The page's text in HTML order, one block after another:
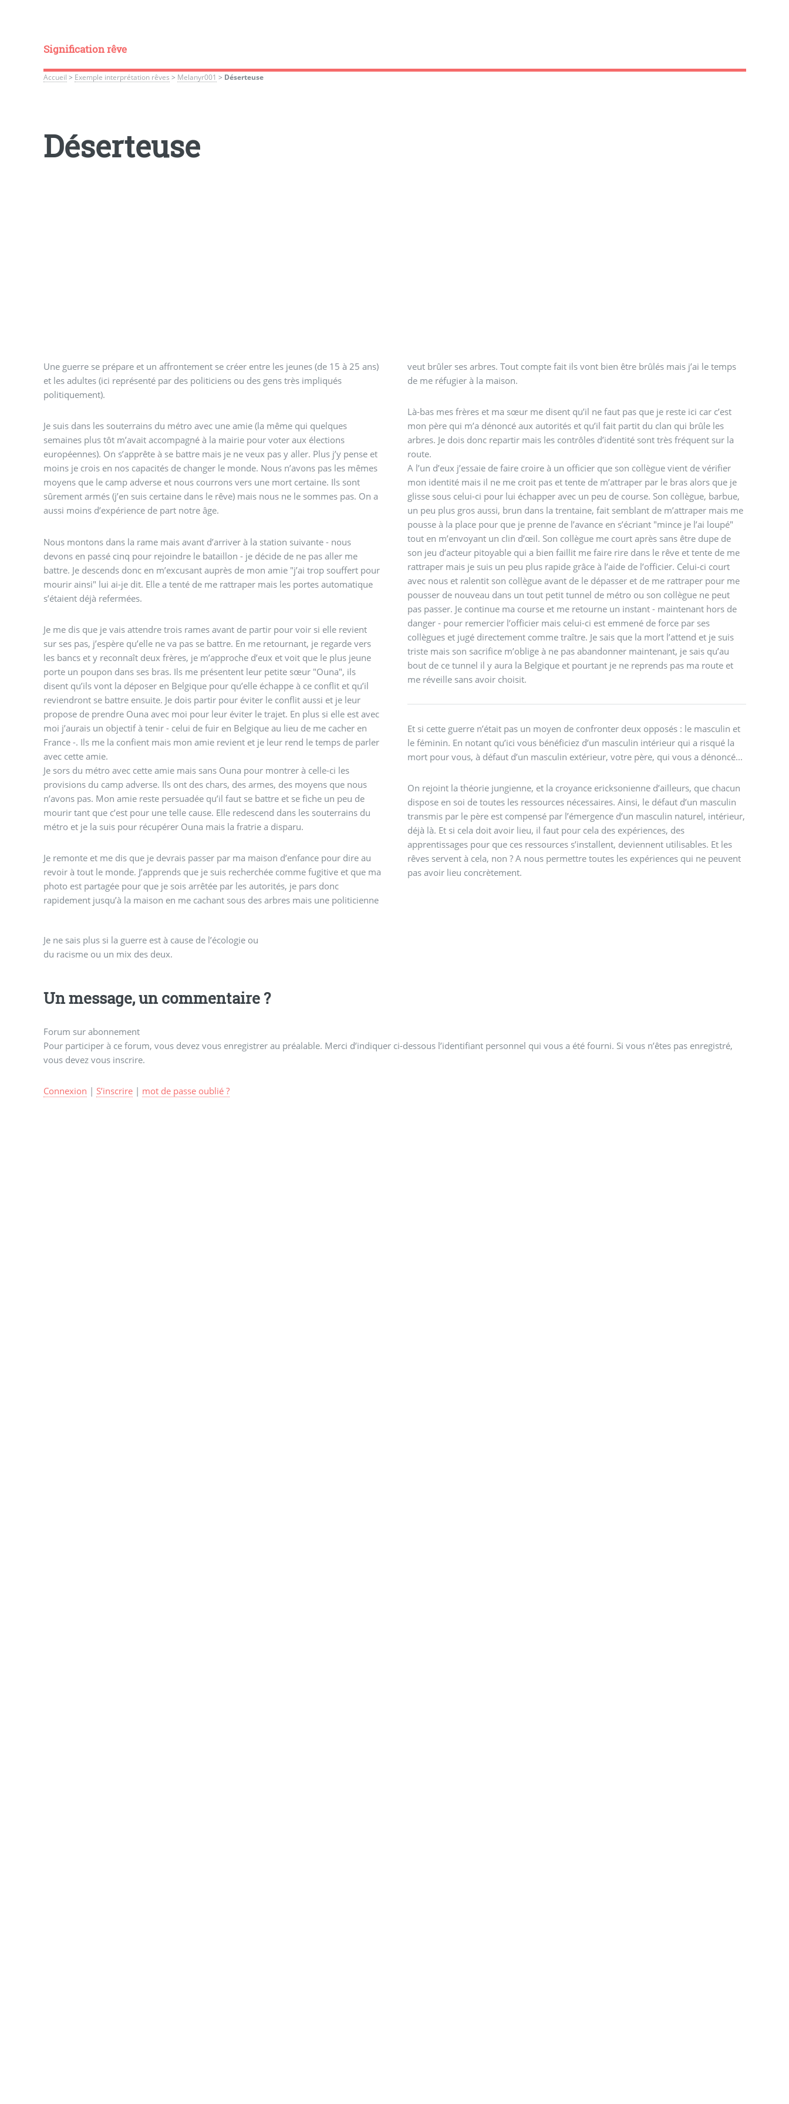
Signification rêve
Accueil > Exemple interprétation rêves > Melanyr001 > Déserteuse
Déserteuse
Une guerre se prépare et un affrontement se créer entre les jeunes (de 15 à 25 ans)
et les adultes (ici représenté par des politiciens ou des gens très impliqués
politiquement).
Je suis dans les souterrains du métro avec une amie (la même qui quelques
semaines plus tôt m’avait accompagné à la mairie pour voter aux élections
européennes). On s’apprête à se battre mais je ne veux pas y aller. Plus j’y pense et
moins je crois en nos capacités de changer le monde. Nous n’avons pas les mêmes
moyens que le camp adverse et nous courrons vers une mort certaine. Ils sont
sûrement armés (j’en suis certaine dans le rêve) mais nous ne le sommes pas. On a
aussi moins d’expérience de part notre âge.
Nous montons dans la rame mais avant d’arriver à la station suivante - nous
devons en passé cinq pour rejoindre le bataillon - je décide de ne pas aller me
battre. Je descends donc en m’excusant auprès de mon amie "j’ai trop souffert pour
mourir ainsi" lui ai-je dit. Elle a tenté de me rattraper mais les portes automatique
s’étaient déjà refermées.
Je me dis que je vais attendre trois rames avant de partir pour voir si elle revient
sur ses pas, j’espère qu’elle ne va pas se battre. En me retournant, je regarde vers
les bancs et y reconnaît deux frères, je m’approche d’eux et voit que le plus jeune
porte un poupon dans ses bras. Ils me présentent leur petite sœur "Ouna", ils
disent qu’ils vont la déposer en Belgique pour qu’elle échappe à ce conflit et qu’il
reviendront se battre ensuite. Je dois partir pour éviter le conflit aussi et je leur
propose de prendre Ouna avec moi pour leur éviter le trajet. En plus si elle est avec
moi j’aurais un objectif à tenir - celui de fuir en Belgique au lieu de me cacher en
France -. Ils me la confient mais mon amie revient et je leur rend le temps de parler
avec cette amie.
Je sors du métro avec cette amie mais sans Ouna pour montrer à celle-ci les
provisions du camp adverse. Ils ont des chars, des armes, des moyens que nous
n’avons pas. Mon amie reste persuadée qu’il faut se battre et se fiche un peu de
mourir tant que c’est pour une telle cause. Elle redescend dans les souterrains du
métro et je la suis pour récupérer Ouna mais la fratrie a disparu.
Je remonte et me dis que je devrais passer par ma maison d’enfance pour dire au
revoir à tout le monde. J’apprends que je suis recherchée comme fugitive et que ma
photo est partagée pour que je sois arrêtée par les autorités, je pars donc
rapidement jusqu’à la maison en me cachant sous des arbres mais une politicienne
veut brûler ses arbres. Tout compte fait ils vont bien être brûlés mais j’ai le temps
de me réfugier à la maison.
Là-bas mes frères et ma sœur me disent qu’il ne faut pas que je reste ici car c’est
mon père qui m’a dénoncé aux autorités et qu’il fait partit du clan qui brûle les
arbres. Je dois donc repartir mais les contrôles d’identité sont très fréquent sur la
route.
A l’un d’eux j’essaie de faire croire à un officier que son collègue vient de vérifier
mon identité mais il ne me croit pas et tente de m’attraper par le bras alors que je
glisse sous celui-ci pour lui échapper avec un peu de course. Son collègue, barbue,
un peu plus gros aussi, brun dans la trentaine, fait semblant de m’attraper mais me
pousse à la place pour que je prenne de l’avance en s’écriant "mince je l’ai loupé"
tout en m’envoyant un clin d’œil. Son collègue me court après sans être dupe de
son jeu d’acteur pitoyable qui a bien faillit me faire rire dans le rêve et tente de me
rattraper mais je suis un peu plus rapide grâce à l’aide de l’officier. Celui-ci court
avec nous et ralentit son collègue avant de le dépasser et de me rattraper pour me
pousser de nouveau dans un tout petit tunnel de métro ou son collègue ne peut
pas passer. Je continue ma course et me retourne un instant - maintenant hors de
danger - pour remercier l’officier mais celui-ci est emmené de force par ses
collègues et jugé directement comme traître. Je sais que la mort l’attend et je suis
triste mais son sacrifice m’oblige à ne pas abandonner maintenant, je sais qu’au
bout de ce tunnel il y aura la Belgique et pourtant je ne reprends pas ma route et
me réveille sans avoir choisit.
Et si cette guerre n’était pas un moyen de confronter deux opposés : le masculin et
le féminin. En notant qu’ici vous bénéficiez d’un masculin intérieur qui a risqué la
mort pour vous, à défaut d’un masculin extérieur, votre père, qui vous a dénoncé...
On rejoint la théorie jungienne, et la croyance ericksonienne d’ailleurs, que chacun
dispose en soi de toutes les ressources nécessaires. Ainsi, le défaut d’un masculin
transmis par le père est compensé par l’émergence d’un masculin naturel, intérieur,
déjà là. Et si cela doit avoir lieu, il faut pour cela des expériences, des
apprentissages pour que ces ressources s’installent, deviennent utilisables. Et les
rêves servent à cela, non ? A nous permettre toutes les expériences qui ne peuvent
pas avoir lieu concrètement.
Je ne sais plus si la guerre est à cause de l’écologie ou
du racisme ou un mix des deux.
Un message, un commentaire ?
Forum sur abonnement
Pour participer à ce forum, vous devez vous enregistrer au préalable. Merci d’indiquer ci-dessous l’identifiant personnel qui vous a été fourni. Si vous n’êtes pas enregistré,
vous devez vous inscrire.
Connexion | S’inscrire| mot de passe oublié ?